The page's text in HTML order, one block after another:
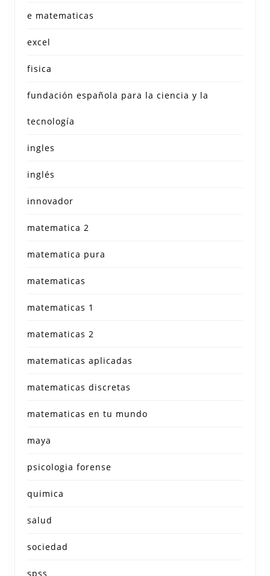
e matematicas
excel
fisica
fundación española para la ciencia y la
tecnología
ingles
inglés
innovador
matematica 2
matematica pura
matematicas
matematicas 1
matematicas 2
matematicas aplicadas
matematicas discretas
matematicas en tu mundo
maya
psicologia forense
quimica
salud
sociedad
spss